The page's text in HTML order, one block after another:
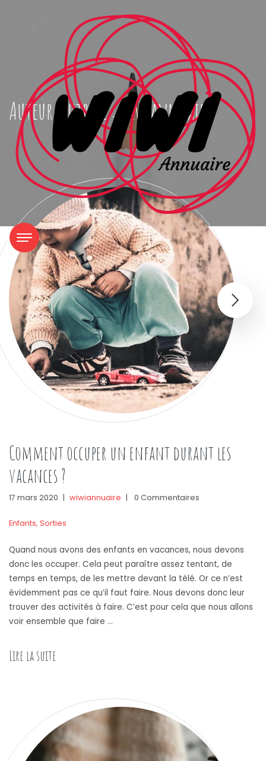
Auteur/autrice :wiwiannuaire
Comment occuper un enfant durant les
vacances ?
17 mars 2020 wiwiannuaire 0 Commentaires
Enfants, Sorties
Quand nous avons des enfants en vacances, nous devons
donc les occuper. Cela peut paraître assez tentant, de
temps en temps, de les mettre devant la télé. Or ce n’est
évidemment pas ce qu’il faut faire. Nous devons donc leur
trouver des activités à faire. C’est pour cela que nous allons
voir ensemble que faire …
Lire la suite